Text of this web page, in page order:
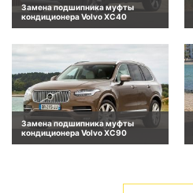
Замена подшипника муфты
кондиционера Volvo XC40
Замена подшипника муфты
кондиционера Volvo XC90